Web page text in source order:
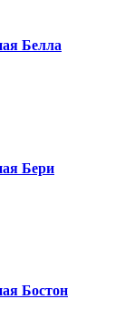
Белла
Бери
Бостон